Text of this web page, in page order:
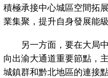
積極承接中心城區空間拓
業集聚，提升自身發展能級
另一方面，要在大局中
向出渝大通道重要節點，
城鎮群和黔北地區的連接